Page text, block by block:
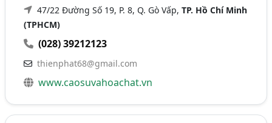
47/22 Đường Số 19, P. 8, Q. Gò Vấp,TP. Hồ Chí Minh
(TPHCM)
(028) 39212123
thienphat68@gmail.com
www.caosuvahoachat.vn